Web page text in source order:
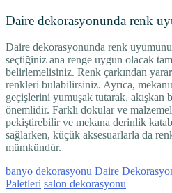
Daire dekorasyonunda renk
Daire dekorasyonunda renk
seçtiğiniz ana renge uygun olacak
belirlemelisiniz. Renk çarkından
renkleri bulabilirsiniz. Ayrıca,
geçişlerini yumuşak tutarak, akışkan
önemlidir. Farklı dokular ve
pekiştirebilir ve mekana derinlik
sağlarken, küçük aksesuarlarla da
mümkündür.
banyo dekorasyonu Daire
Paletleri salon dekorasyonu